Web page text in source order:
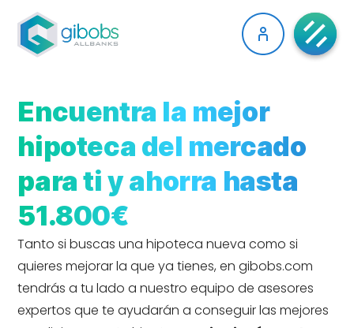
Encuentra la mejor
hipoteca del mercado
para ti y ahorra hasta
51.800€
Tanto si buscas una hipoteca nueva como si
quieres mejorar la que ya tienes, en gibobs.com
tendrás a tu lado a nuestro equipo de asesores
expertos que te ayudarán a conseguir las mejores